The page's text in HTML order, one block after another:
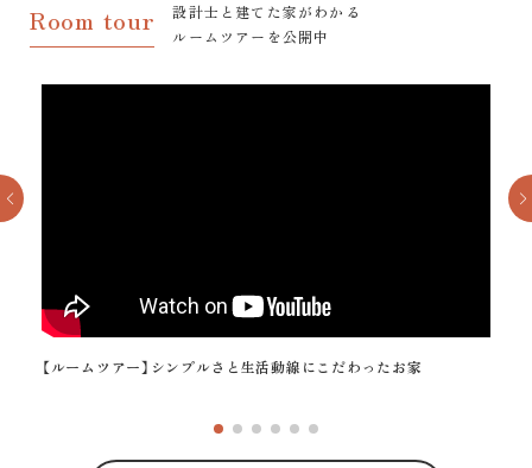
Room tour
設計士と建てた家がわかる
ルームツアーを公開中
【ルームツアー】シンプルさと生活動線にこだわったお家